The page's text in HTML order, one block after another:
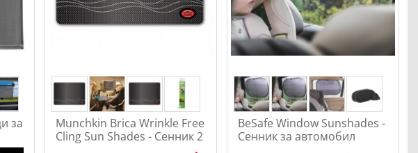
за
Munchkin Brica Wrinkle Free
Cling Sun Shades - Сенник 2
BeSafe Window Sunshades -
Сенник за автомобил